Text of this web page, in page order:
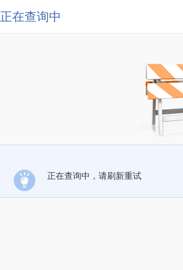
正在查询中
正在查询中，请刷新重试